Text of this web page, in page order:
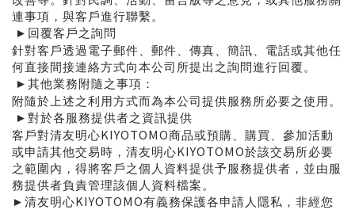
連事項，與客戶進行聯繫。
► 回覆客戶之詢問
針對客戶透過電子郵件、郵件、傳真、簡訊、電話或其他任
何直接間接連絡方式向本公司所提出之詢問進行回覆。
► 其他業務附隨之事項：
附隨於上述之利用方式而為本公司提供服務所必要之使用。
► 對於各服務提供者之資訊提供
客戶對清友明心KIYOTOMO商品或預購、購買、參加活動
或申請其他交易時，清友明心KIYOTOMO於該交易所必要
之範圍內，得將客戶之個人資料提供予服務提供者，並由服
務提供者負責管理該個人資料檔案。
► 清友明心KIYOTOMO有義務保護各申請人隱私，非經您